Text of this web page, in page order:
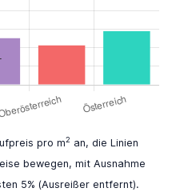
pro m2 an, die Linien
bewegen, mit Ausnahme
5% (Ausreißer entfernt).